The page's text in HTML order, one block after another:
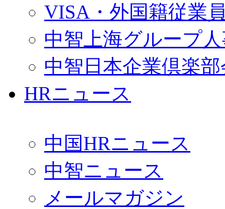
VISA・外国籍従業
中智上海グループ
中智日本企業倶楽
HRニュース
中国HRニュース
中智ニュース
メールマガジン